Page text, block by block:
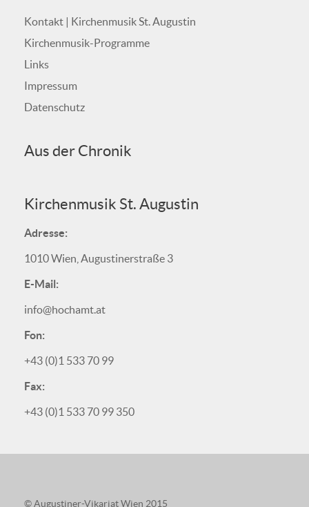
Kontakt | Kirchenmusik St. Augustin
Kirchenmusik-Programme
Links
Impressum
Datenschutz
Aus der Chronik
Kirchenmusik St. Augustin
Adresse:
1010 Wien, Augustinerstraße 3
E-Mail:
info@hochamt.at
Fon:
+43 (0)1 533 70 99
Fax:
+43 (0)1 533 70 99 350
© Augustiner-Vikariat Wien 2015